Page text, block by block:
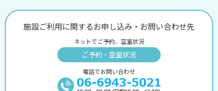
施設ご利用に関するお申し込み・お問い合わせ先
ネットでご予約、空室状況
ご予約・空室状況
電話でお問い合わせ